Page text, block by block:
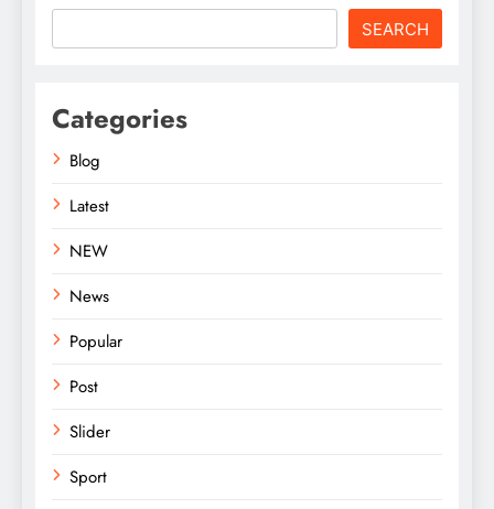
SEARCH
Categories
Blog
Latest
NEW
News
Popular
Post
Slider
Sport